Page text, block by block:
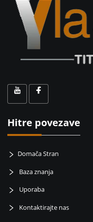
Hitre povezave
Domača Stran
Baza znanja
Uporaba
Kontaktirajte nas